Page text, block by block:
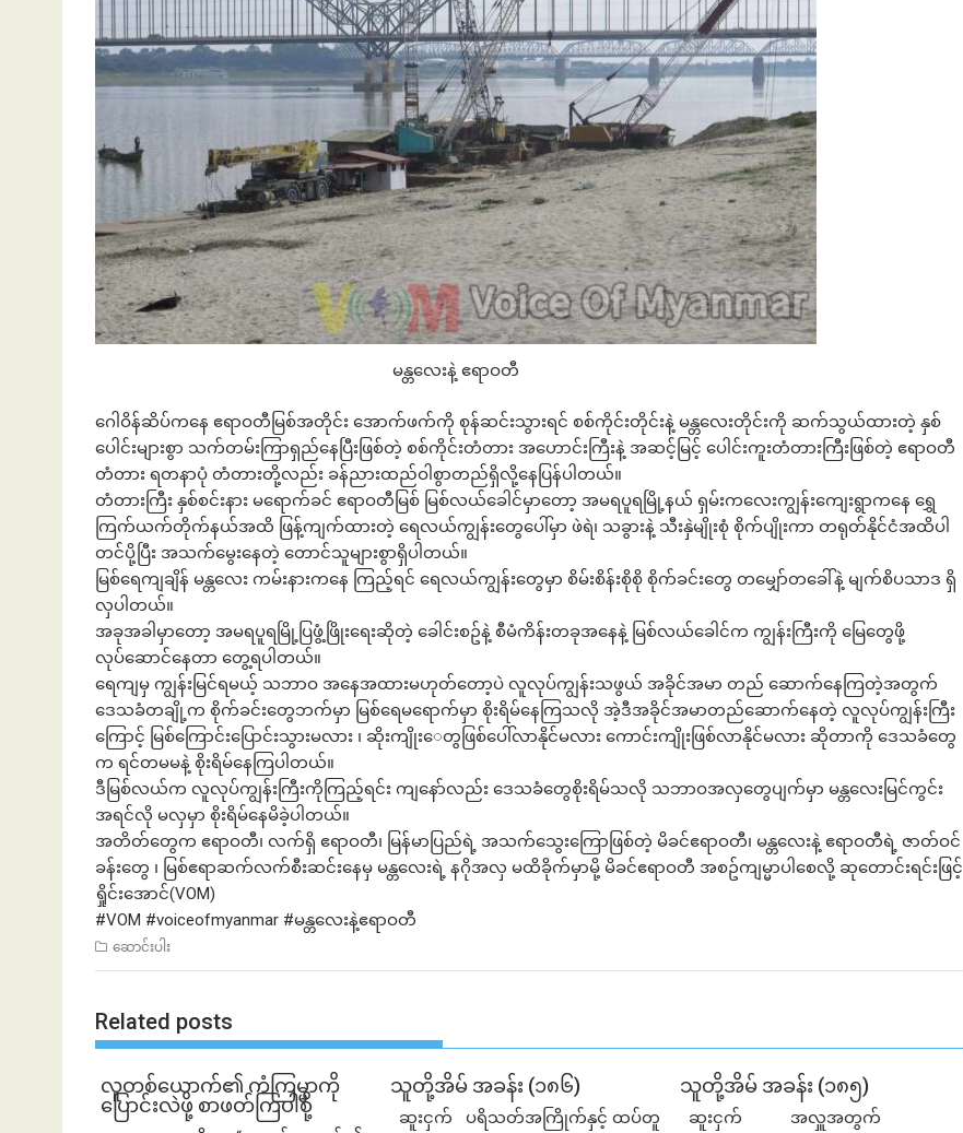
မန္တလေးနဲ့ ဧရာဝတီ
ဂေါဝိန်ဆိပ်ကနေ ဧရာဝတီမြစ်အတိုင်း အောက်ဖက်ကို စုန်ဆင်းသွားရင် စစ်ကိုင်းတိုင်းနဲ့ မန္တလေးတိုင်းကို ဆက်သွယ်ထားတဲ့ နှစ်
ပေါင်းများစွာ သက်တမ်းကြာရှည်နေပြီးဖြစ်တဲ့ စစ်ကိုင်းတံတား အဟောင်းကြီးနဲ့ အဆင့်မြင့် ပေါင်းကူးတံတားကြီးဖြစ်တဲ့ ဧရာဝတီ
တံတား ရတနာပုံ တံတားတို့လည်း ခန်ညားထည်ဝါစွာတည်ရှိလို့နေပြန်ပါတယ်။
တံတားကြီး နှစ်စင်းနား မရောက်ခင် ဧရာဝတီမြစ် မြစ်လယ်ခေါင်မှာတော့ အမရပူရမြို့နယ် ရှမ်းကလေးကျွန်းကျေးရွာကနေ ရွှေ
ကြက်ယက်တိုက်နယ်အထိ ဖြန့်ကျက်ထားတဲ့ ရေလယ်ကျွန်းတွေပေါ်မှာ ဖဲရဲ၊ သခွားနဲ့ သီးနှဲမျိုးစုံ စိုက်ပျိုးကာ တရုတ်နိုင်ငံအထိပါ
တင်ပို့ပြီး အသက်မွေးနေတဲ့ တောင်သူများစွာရှိပါတယ်။
မြစ်ရေကျချိန် မန္တလေး ကမ်းနားကနေ ကြည့်ရင် ရေလယ်ကျွန်းတွေမှာ စိမ်းစိန်းစိုစို စိုက်ခင်းတွေ တမျှော်တခေါ်နဲ့ မျက်စိပသာဒ ရှိ
လှပါတယ်။
အခုအခါမှာတော့ အမရပူရမြို့ပြဖွံ့ဖြိုးရေးဆိုတဲ့ ခေါင်းစဥ်နဲ့ စီမံကိန်းတခုအနေနဲ့ မြစ်လယ်ခေါင်က ကျွန်းကြီးကို မြေတွေဖို့
လုပ်ဆောင်နေတာ တွေ့ရပါတယ်။
ရေကျမှ ကျွန်းမြင်ရမယ့် သဘာဝ အနေအထားမဟုတ်တော့ပဲ လူလုပ်ကျွန်းသဖွယ် အခိုင်အမာ တည် ဆောက်နေကြတဲ့အတွက်
ဒေသခံတချို့က စိုက်ခင်းတွေဘက်မှာ မြစ်ရေမရောက်မှာ စိုးရိမ်နေကြသလို အဲ့ဒီအခိုင်အမာတည်ဆောက်နေတဲ့ လူလုပ်ကျွန်းကြီး
ကြောင့် မြစ်ကြောင်းပြောင်းသွားမလား ၊ ဆိုးကျိုးေတွဖြစ်ပေါ်လာနိုင်မလား ကောင်းကျိုးဖြစ်လာနိုင်မလား ဆိုတာကို ဒေသခံတွေ
က ရင်တမမနဲ့ စိုးရိမ်နေကြပါတယ်။
ဒီမြစ်လယ်က လူလုပ်ကျွန်းကြီးကိုကြည့်ရင်း ကျနော်လည်း ဒေသခံတွေစိုးရိမ်သလို သဘာဝအလှတွေပျက်မှာ မန္တလေးမြင်ကွင်း
အရင်လို မလှမှာ စိုးရိမ်နေမိခဲ့ပါတယ်။
အတိတ်တွေက ဧရာဝတီ၊ လက်ရှိ ဧရာဝတီ၊ မြန်မာပြည်ရဲ့ အသက်သွေးကြောဖြစ်တဲ့ မိခင်ဧရာဝတီ၊ မန္တလေးနဲ့ ဧရာဝတီရဲ့ ဇာတ်ဝင်
ခန်းတွေ ၊ မြစ်ဧရာဆက်လက်စီးဆင်းနေမှ မန္တလေးရဲ့ နဂိုအလှ မထိခိုက်မှာမို့ မိခင်ဧရာဝတီ အစဥ်ကျမ္မာပါစေလို့ ဆုတောင်းရင်းဖြင့်
ရှိုင်းအောင်(VOM)
#VOM #voiceofmyanmar #မန္တလေးနဲ့ဧရာဝတီ
ဆောင်းပါး
Related posts
လူတစ်ယောက်၏ ကံကြမ္မာကို
ပြောင်းလဲဖို့ စာဖတ်ကြပါစို့
သူတို့အိမ် အခန်း (၁၈၆)
ဆူးငှက် ပရိသတ်အကြိုက်နှင့် ထပ်တူ
သူတို့အိမ် အခန်း (၁၈၅)
ဆူးငှက် အလှူအတွက်